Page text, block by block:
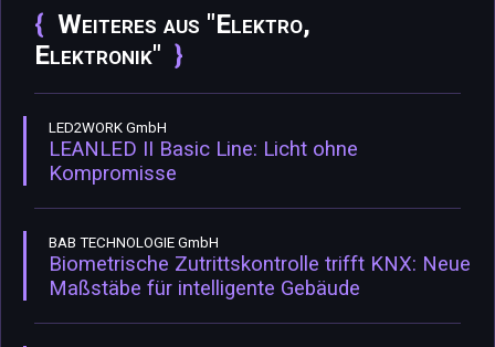
Weiteres aus "Elektro,
Elektronik"
LED2WORK GmbH
LEANLED II Basic Line: Licht ohne
Kompromisse
BAB TECHNOLOGIE GmbH
Biometrische Zutrittskontrolle trifft KNX: Neue
Maßstäbe für intelligente Gebäude